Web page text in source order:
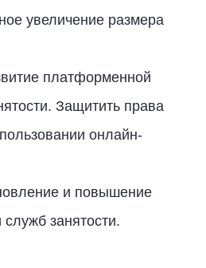
увеличение размера
платформенной
Защитить права
онлайн-
и повышение
занятости.